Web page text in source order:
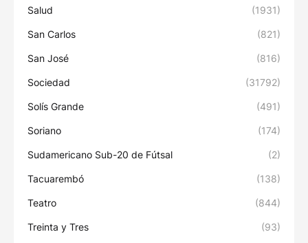
Salud (1931)
San Carlos (821)
San José (816)
Sociedad (31792)
Solís Grande (491)
Soriano (174)
Sudamericano Sub-20 de Fútsal (2)
Tacuarembó (138)
Teatro (844)
Treinta y Tres (93)